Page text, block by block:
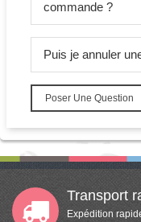
commande ?
Puis je annuler
Poser Une Question
Transport
Expédition